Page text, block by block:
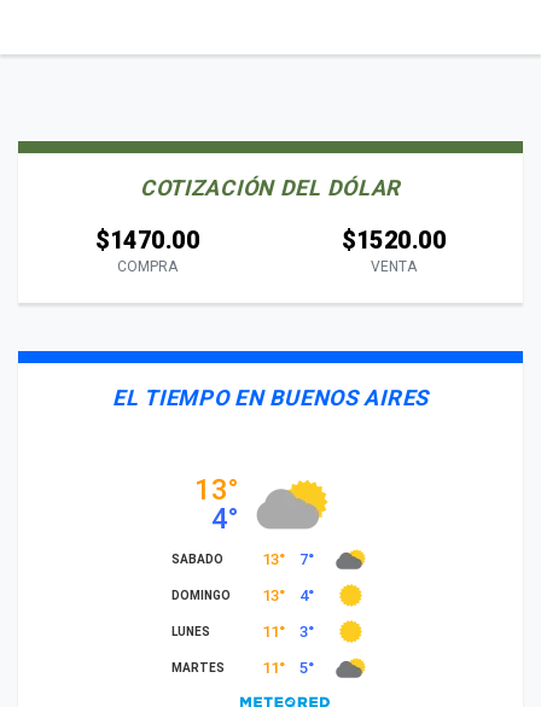
COTIZACIÓN DEL DÓLAR
$1470.00
COMPRA
$1520.00
VENTA
EL TIEMPO EN BUENOS AIRES